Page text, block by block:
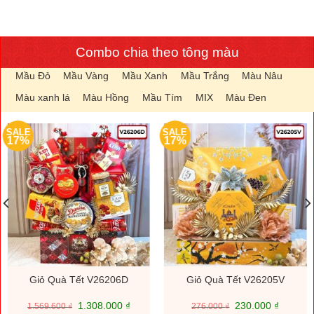
Combo chia theo tông màu
Mầu Đỏ Mầu Vàng Mầu Xanh Mầu Trắng
Màu Nâu
Màu xanh lá
Màu Hồng Mầu Tím MIX Màu Đen
SALE
17%
Giỏ Quà Tết V26206D
1.569.600₫
Giá
1.308.000 ₫Giá
SALE
17%
Giỏ Quà Tết V26205V
276.000₫
Giá
230.000 ₫Giá